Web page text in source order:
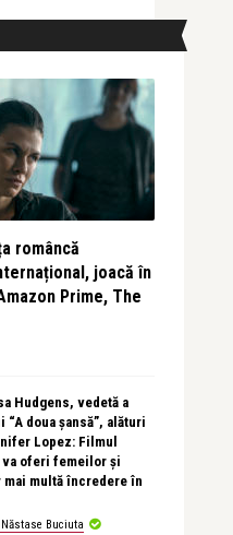
româncă
joacă în
Prime, The
Hudgens, vedetă a
“A doua șansă”, alături
Lopez: Filmul
va oferi femeilor și
multă încredere în
Buciuta